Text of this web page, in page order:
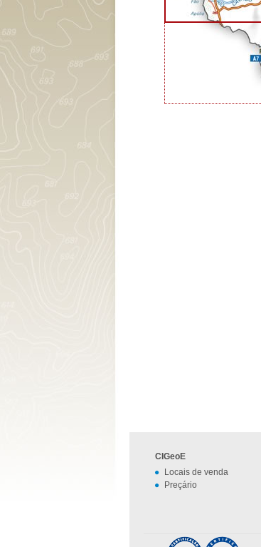
CIGeoE
Locais de venda
Preçário